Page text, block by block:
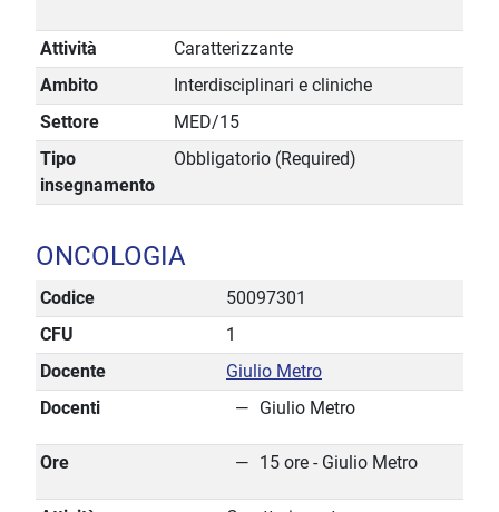
Attività
Caratterizzante
Ambito
Interdisciplinari e cliniche
Settore
MED/15
Tipo
insegnamento
Obbligatorio (Required)
ONCOLOGIA
Codice
50097301
CFU
1
Docente
Giulio Metro
Docenti
Giulio Metro
Ore 15 ore - Giulio Metro